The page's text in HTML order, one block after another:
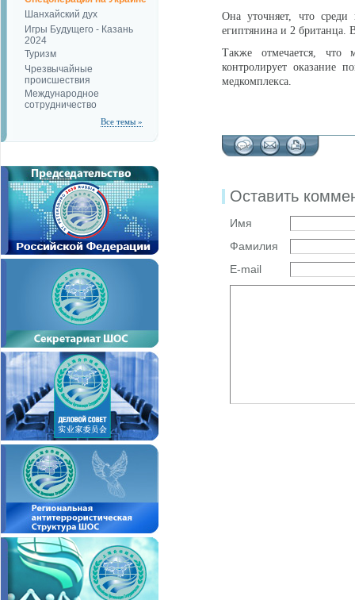
Шанхайский дух
Игры Будущего - Казань
2024
Туризм
Чрезвычайные
происшествия
Международное
сотрудничество
Все темы »
Она уточняет, что среди
египтянина и 2 британца.
Также отмечается, что
контролирует оказание
медкомплекса.
Оставить
Имя
Фамилия
E-mail